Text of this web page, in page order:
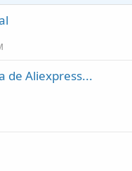
de Aliexpress...